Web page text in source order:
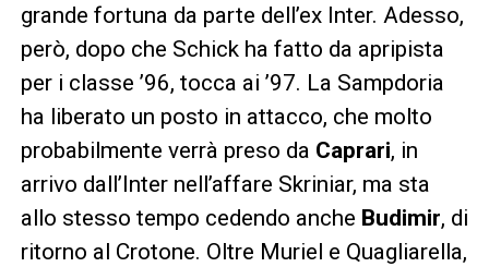
grande fortuna da parte dell’ex Inter. Adesso,
però, dopo che Schick ha fatto da apripista
per i classe ’96, tocca ai ’97. La Sampdoria
ha liberato un posto in attacco, che molto
probabilmente verrà preso da Caprari, in
arrivo dall’Inter nell’affare Skriniar, ma sta
allo stesso tempo cedendo anche Budimir, di
ritorno al Crotone. Oltre Muriel e Quagliarella,